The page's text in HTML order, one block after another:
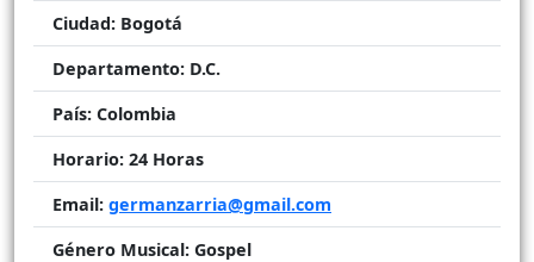
Ciudad: Bogotá
Departamento: D.C.
País: Colombia
Horario: 24 Horas
Email: germanzarria@gmail.com
Género Musical: Gospel